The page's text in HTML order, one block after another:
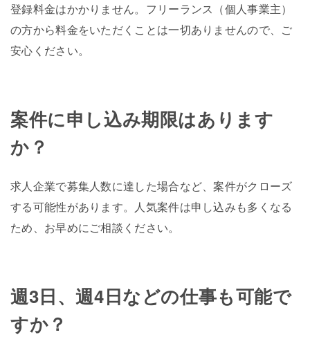
登録料金はかかりません。フリーランス（個人事業主）
の方から料金をいただくことは一切ありませんので、ご
安心ください。
案件に申し込み期限はあります
か？
求人企業で募集人数に達した場合など、案件がクローズ
する可能性があります。人気案件は申し込みも多くなる
ため、お早めにご相談ください。
週3日、週4日などの仕事も可能で
すか？